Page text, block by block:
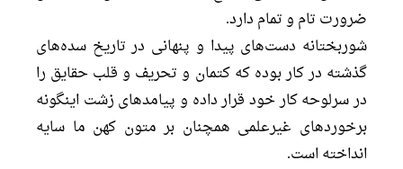
ضرورت تام و تمام دارد.
شوربختانه دست‌های پیدا و پنهانی در تاریخ سده‌های
گذشته در کار بوده که کتمان و تحریف و قلب حقایق را
در سرلوحه کار خود قرار داده و پیامد‌های زشت اینگونه
برخوردهای غیرعلمی همچنان بر متون کهن ما سایه
انداخته است.